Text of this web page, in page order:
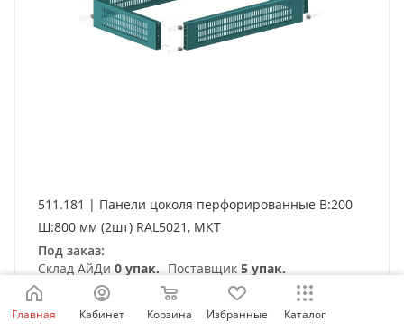
511.181 | Панели цоколя перфорированные В:200
Ш:800 мм (2шт) RAL5021, МКТ
Под заказ:
Склад АйДи 0 упак. Поставщик 5 упак.
МКТ МК-20 Ш 800 мм В 200 мм
Главная Кабинет Корзина Избранные Каталог